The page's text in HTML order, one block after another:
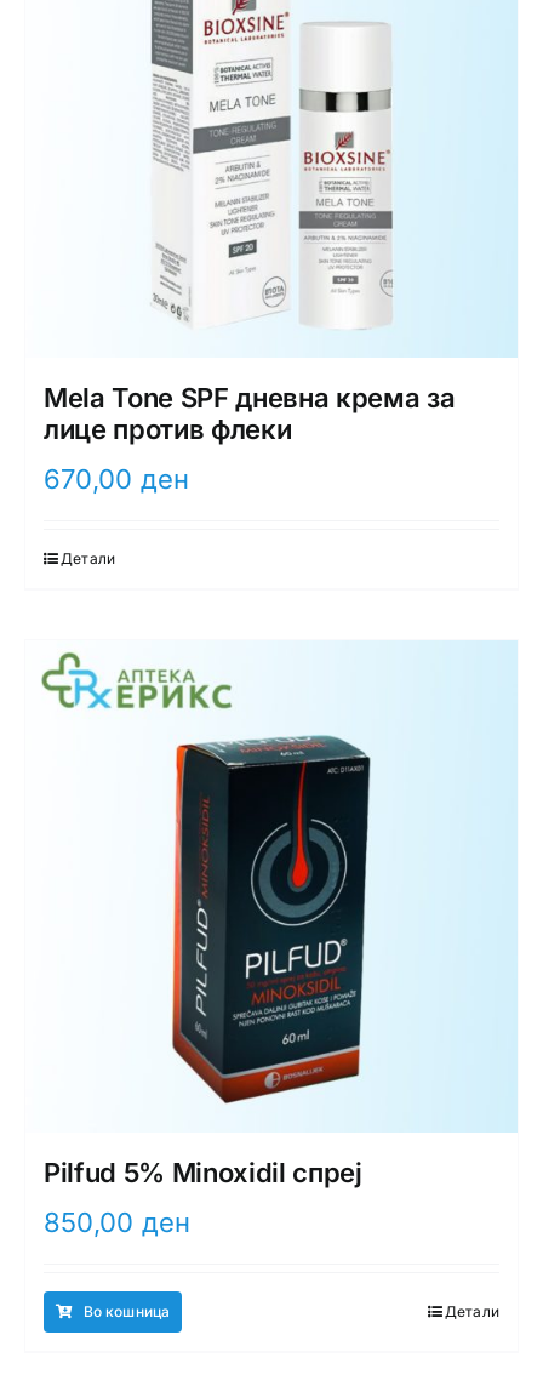
Mela Tone SPF дневна крема за
лице против флеки
670,00 ден
Детали
Pilfud 5% Minoxidil спреј
850,00 ден
Во кошница Детали